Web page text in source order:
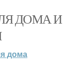
ДОМА И
дома